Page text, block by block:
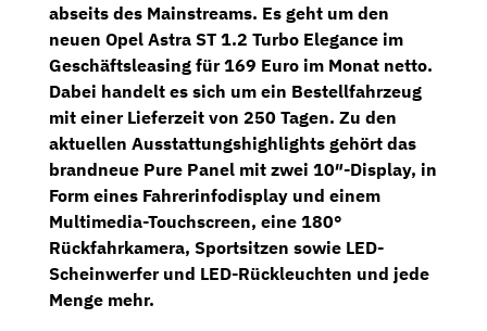
abseits des Mainstreams. Es geht um den
neuen Opel Astra ST 1.2 Turbo Elegance im
Geschäftsleasing für169 Euro im Monat netto.
Dabei handelt es sich um ein Bestellfahrzeug
mit einer Lieferzeit von 250 Tagen. Zu den
aktuellen Ausstattungshighlights gehört das
brandneue Pure Panel mit zwei 10″-Display, in
Form eines Fahrerinfodisplay und einem
Multimedia-Touchscreen, eine 180°
Rückfahrkamera, Sportsitzen sowie LED-
Scheinwerfer und LED-Rückleuchten und jede
Menge mehr.